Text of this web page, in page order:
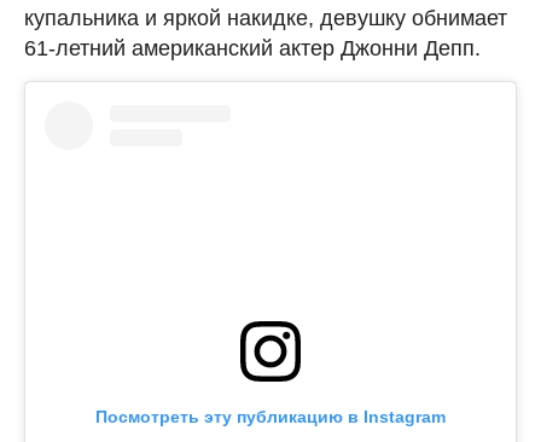
купальника и яркой накидке, девушку обнимает
61-летний американский актер Джонни Депп.
Посмотреть эту публикацию в Instagram